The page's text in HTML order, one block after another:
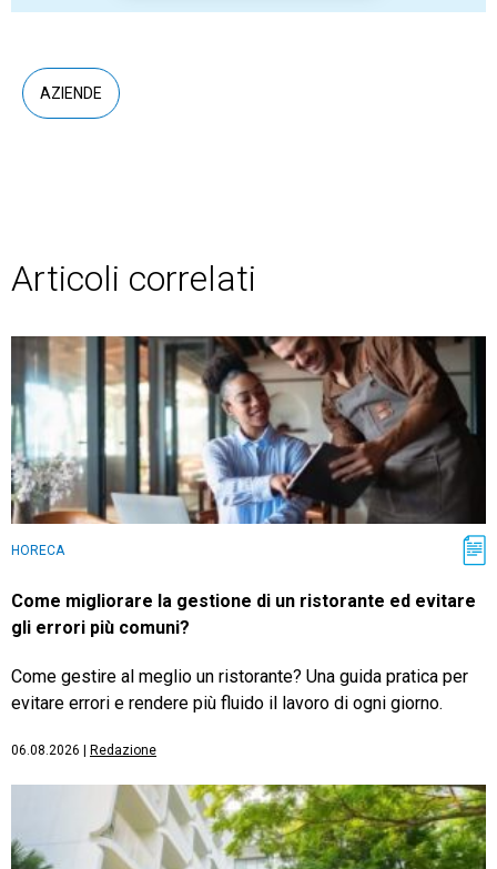
AZIENDE
Articoli correlati
HORECA
Come migliorare la gestione di un ristorante ed evitare
gli errori più comuni?
Come gestire al meglio un ristorante? Una guida pratica per
evitare errori e rendere più fluido il lavoro di ogni giorno.
06.08.2026 Redazione